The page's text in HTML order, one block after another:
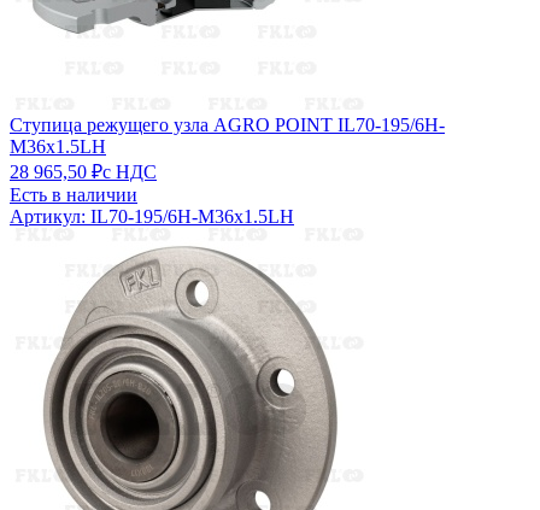
Ступица режущего узла AGRO POINT IL70-195/6H-
M36x1.5LH
28 965,50 ₽с НДС
Есть в наличии
Артикул: IL70-195/6H-M36x1.5LH